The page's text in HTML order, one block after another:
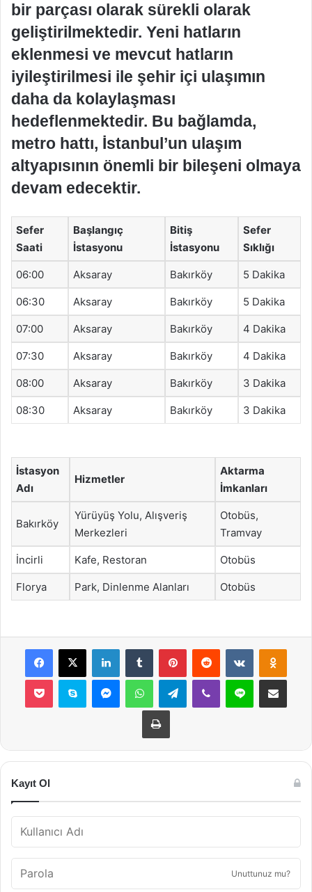
bir parçası olarak sürekli olarak
geliştirilmektedir. Yeni hatların
eklenmesi ve mevcut hatların
iyileştirilmesi ile şehir içi ulaşımın
daha da kolaylaşması
hedeflenmektedir. Bu bağlamda,
metro hattı, İstanbul’un ulaşım
altyapısının önemli bir bileşeni olmaya
devam edecektir.
Sefer
Saati
Başlangıç
İstasyonu
Bitiş
İstasyonu
Sefer
Sıklığı
06:00 Aksaray Bakırköy 5 Dakika
06:30 Aksaray Bakırköy 5 Dakika
07:00 Aksaray Bakırköy 4 Dakika
07:30 Aksaray Bakırköy 4 Dakika
08:00 Aksaray Bakırköy 3 Dakika
08:30 Aksaray Bakırköy 3 Dakika
İstasyon
Adı
Hizmetler
Aktarma
İmkanları
Bakırköy
Yürüyüş Yolu, Alışveriş
Merkezleri
Otobüs,
Tramvay
İncirli Kafe, Restoran Otobüs
Florya Park, Dinlenme Alanları Otobüs
Facebook
X LinkedInTumblr PinterestReddit VKontakte
Pocket Skype MessengerWhatsAppTelegramViber Line E-Posta ile
Yazdır
Kayıt Ol
Unuttunuz mu?